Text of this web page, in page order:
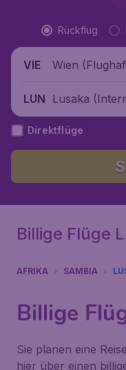
Rückflug
VIE
Wien
LUN Lusaka
th Kaunda),
Direktflüge
Billige Flüge
AFRIKA SAMBIA
Billige
Sie planen eine
hier über einen